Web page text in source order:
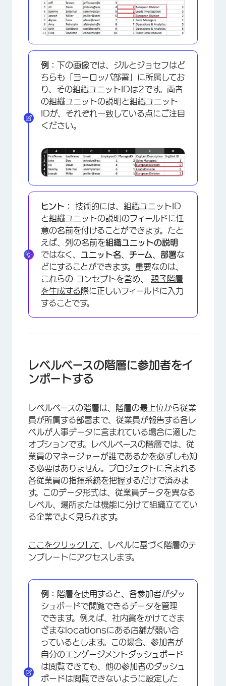
×
例： 下の画像では、ジルとジョセフはど
ちらも「ヨーロッパ部署」に所属してお
り、その組織ユニットIDは2です。両者
の組織ユニットの説明と組織ユニット
IDが、それぞれ一致している点にご注目
ください。
×
ヒント： 技術的には、組織ユニットID
と組織ユニットの説明のフィールドに任
意の名前を付けることができます。たと
えば、列の名前を組織ユニットの説明
ではなく、
ユニット名、 チーム、 部署な
どにすることができます。重要なのは、
これらの コンセプトを含め、 親子階層
を生成する際に正しいフィールドに入力
することです。
レベルベースの階層に参加者をイ
ンポートする
レベルベースの階層は、階層の最上位から従業
員が所属する部署まで、従業員が報告する各レ
ベルが人事データに含まれている場合に適した
オプションです。レベルベースの階層では、従
業員のマネージャーが誰であるかを必ずしも知
る必要はありません。プロジェクトに含まれる
各従業員の指揮系統を把握するだけで済みま
す。このデータ形式は、従業員データを異なる
レベル、場所または機能に分けて組織立ててい
る企業でよく見られます。
ここをクリックして、レベルに基づく階層のテ
ンプレートにアクセスします。
例： 階層を使用すると、各参加者がダッ
シュボードで閲覧できるデータを管理
できます。例えば、社内賞をかけてさま
ざまなlocationsにある店舗が競い合
っているとします。この場合、参加者が
自分のエンゲージメントダッシュボード
は閲覧できても、他の参加者のダッシュ
ボードは閲覧できないように設定した